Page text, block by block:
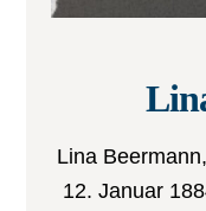
Lina
12. Januar